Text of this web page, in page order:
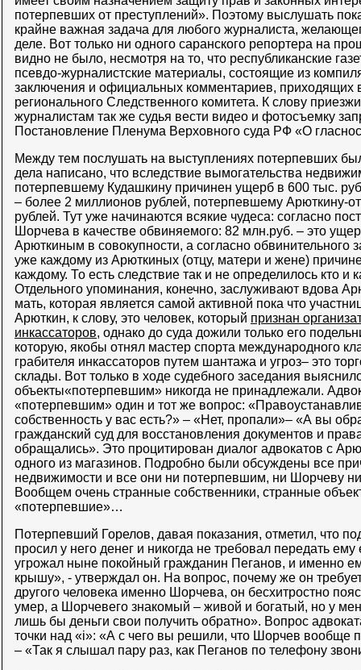
потерпевших от преступлений». Поэтому выслушать
крайне важная задача для любого журналиста,
деле. Вот только ни одного саранского репортера на
видно не было, несмотря на то, что республиканские
псевдо-журналистские материалы, состоящие из
заключения и официальных комментариев, приходящих
регионального Следственного комитета. К слову
журналистам так же судья вести видео и фотосъемку
Постановление Пленума Верховного суда РФ «О
Между тем послушать на выступлениях потерпевших
дела написано, что вследствие вымогательства
потерпевшему Кудашкину причинен ущерб в 600 тыс.
– более 2 миллионов рублей, потерпевшему Арюткину-
рублей. Тут уже начинаются всякие чудеса: согласно
Шорчева в качестве обвиняемого: 82 млн.руб. – это
Арюткиным в совокупности, а согласно обвинительного
уже каждому из Арюткиных (отцу, матери и жене)
каждому. То есть следствие так и не определилось кто
Отдельного упоминания, конечно, заслуживают вдова
мать, которая является самой активной пока что
Арюткин, к слову, это человек, который признан
инкассаторов, однако до суда дожили только его
которую, якобы отнял мастер спорта международного
грабителя инкассаторов путем шантажа и угроз– это
склады. Вот только в ходе судебного заседания
объекты«потерпевшим» никогда не принадлежали.
«потерпевшим» один и тот же вопрос:
собственность у вас есть?» – «Нет, пропали»– «А вы
гражданский суд для восстановления документов и
обращались». Это процитирован диалог адвокатов с
одного из магазинов. Подробно были обсуждены все
недвижимости и все они ни потерпевшим, ни Шорчеву
Вообщем очень странные собственники, странные
«потерпевшие»…
Потерпевший Горелов, давая показания, отметил, что
просил у него денег и никогда не требовал передать
угрожал ныне покойный гражданин Пеганов, и именно
крышу», - утверждал он. На вопрос, почему же он
другого человека именно Шорчева, он бесхитростно
умер, а Шорчевего знакомый – живой и богатый, но у
лишь бы деньги свои получить обратно». Вопрос
точки над «i»: «А с чего вы решили, что Шорчев вообще
– «Так я слышал пару раз, как Пеганов по телефону